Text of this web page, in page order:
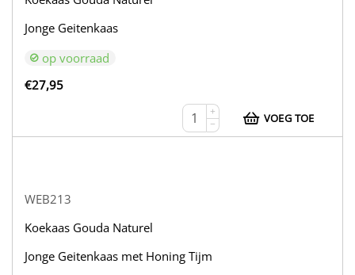
Jonge Geitenkaas
op voorraad
€27,95
+
−
VOEG TOE
WEB213
Koekaas Gouda Naturel
Jonge Geitenkaas met Honing Tijm